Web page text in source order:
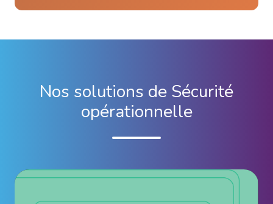
Nos solutions de Sécurité
opérationnelle